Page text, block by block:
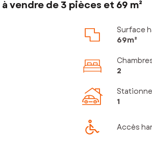
vendre de 3 pièces et 69 m²
Surface
69m²
2
1
Accès